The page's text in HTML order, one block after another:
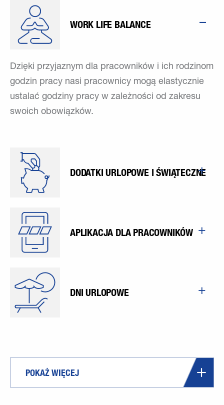
WORK LIFE BALANCE
Dzięki przyjaznym dla pracowników i ich rodzinom
godzin pracy nasi pracownicy mogą elastycznie
ustalać godziny pracy w zależności od zakresu
swoich obowiązków.
DODATKI URLOPOWE I ŚWIĄTECZNE
APLIKACJA DLA PRACOWNIKÓW
DNI URLOPOWE
POKAŻ WIĘCEJ